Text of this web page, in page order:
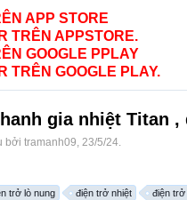
APP STORE
TRÊN APPSTORE.
GOOGLE PPLAY
TRÊN GOOGLE PLAY.
gia nhiệt
bởi tramanh09, 23/5/24.
trở lò nung điện trở nhiệt điện trở